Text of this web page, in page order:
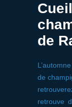
de
de
retrouve